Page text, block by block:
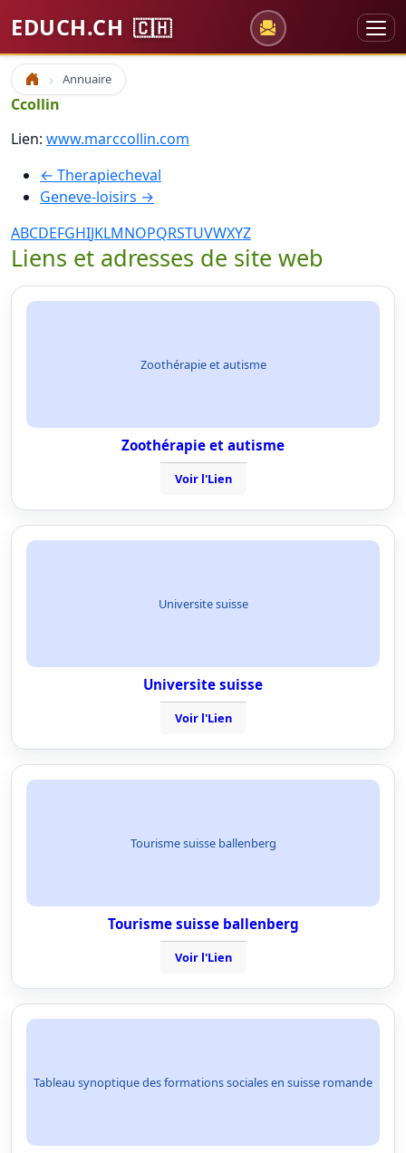
EDUCH.CH 🇨🇭
Accueil Annuaire
Ccollin
Lien: www.marccollin.com
← Therapiecheval
Geneve-loisirs →
ABCDEFGHIJKLMNOPQRSTUVWXYZ
Liens et adresses de site web
Zoothérapie et autisme
Zoothérapie et autisme
Voir l'Lien
Universite suisse
Universite suisse
Voir l'Lien
Tourisme suisse ballenberg
Tourisme suisse ballenberg
Voir l'Lien
Tableau synoptique des formations sociales en suisse romande